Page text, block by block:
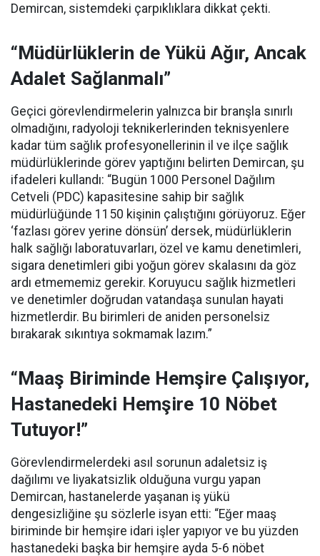
Demircan, sistemdeki çarpıklıklara dikkat çekti.
“Müdürlüklerin de Yükü Ağır, Ancak
Adalet Sağlanmalı”
Geçici görevlendirmelerin yalnızca bir branşla sınırlı
olmadığını, radyoloji teknikerlerinden teknisyenlere
kadar tüm sağlık profesyonellerinin il ve ilçe sağlık
müdürlüklerinde görev yaptığını belirten Demircan, şu
ifadeleri kullandı: “Bugün 1000 Personel Dağılım
Cetveli (PDC) kapasitesine sahip bir sağlık
müdürlüğünde 1150 kişinin çalıştığını görüyoruz. Eğer
‘fazlası görev yerine dönsün’ dersek, müdürlüklerin
halk sağlığı laboratuvarları, özel ve kamu denetimleri,
sigara denetimleri gibi yoğun görev skalasını da göz
ardı etmememiz gerekir. Koruyucu sağlık hizmetleri
ve denetimler doğrudan vatandaşa sunulan hayati
hizmetlerdir. Bu birimleri de aniden personelsiz
bırakarak sıkıntıya sokmamak lazım.”
“Maaş Biriminde Hemşire Çalışıyor,
Hastanedeki Hemşire 10 Nöbet
Tutuyor!”
Görevlendirmelerdeki asıl sorunun adaletsiz iş
dağılımı ve liyakatsizlik olduğuna vurgu yapan
Demircan, hastanelerde yaşanan iş yükü
dengesizliğine şu sözlerle isyan etti: “Eğer maaş
biriminde bir hemşire idari işler yapıyor ve bu yüzden
hastanedeki başka bir hemşire ayda 5-6 nöbet